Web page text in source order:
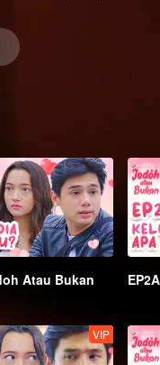
Natalie terpaksa
beberapa siri
Natalie bertanding
tengah keraguan
tidak?
Atau Bukan
VIP